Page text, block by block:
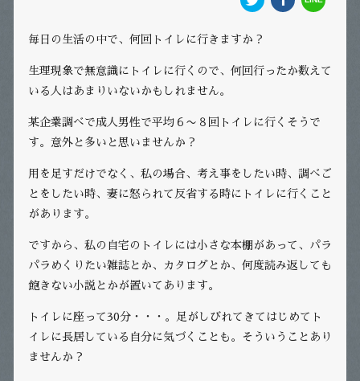
毎日の生活の中で、何回トイレに行きますか？
生理現象で無意識にトイレに行くので、何回行ったか数えて
いる人はあまりいないかもしれません。
某企業調べで成人男性で平均６〜８回トイレに行くそうで
す。意外と多いと思いませんか？
用を足すだけでなく、私の場合、考え事をしたい時、調べご
とをしたい時、妻に怒られて反省する時にトイレに行くこと
があります。
ですから、私の自宅のトイレには小さな本棚があって、パラ
パラめくりたい雑誌とか、カタログとか、何度読み返しても
飽きない小説とかが置いてあります。
トイレに座って30分・・・。足がしびれてきてはじめてト
イレに長居している自分に気づくことも。そういうことあり
ませんか？